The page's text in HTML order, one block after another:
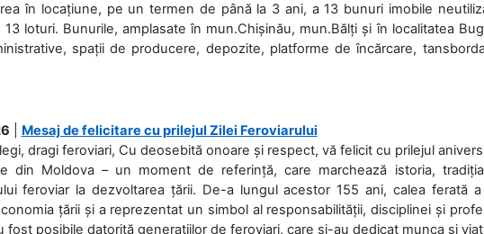
în locațiune, pe un termen de până la 3 ani, a 13 bunuri imobile
loturi. Bunurile, amplasate în mun.Chișinău, mun.Bălți și în localitatea
spații de producere, depozite, platforme de încărcare,
Mesaj de felicitare cu prilejul Zilei Feroviarului
dragi feroviari, Cu deosebită onoare și respect, vă felicit cu prilejul
din Moldova – un moment de referință, care marchează istoria,
feroviar la dezvoltarea țării. De-a lungul acestor 155 ani, calea ferată
țării și a reprezentat un simbol al responsabilității, disciplinei și
fost posibile datorită generațiilor de feroviari, care și-au dedicat munca și